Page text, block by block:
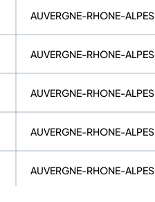
AUVERGNE-RHONE-ALPES
AUVERGNE-RHONE-ALPES
AUVERGNE-RHONE-ALPES
AUVERGNE-RHONE-ALPES
AUVERGNE-RHONE-ALPES